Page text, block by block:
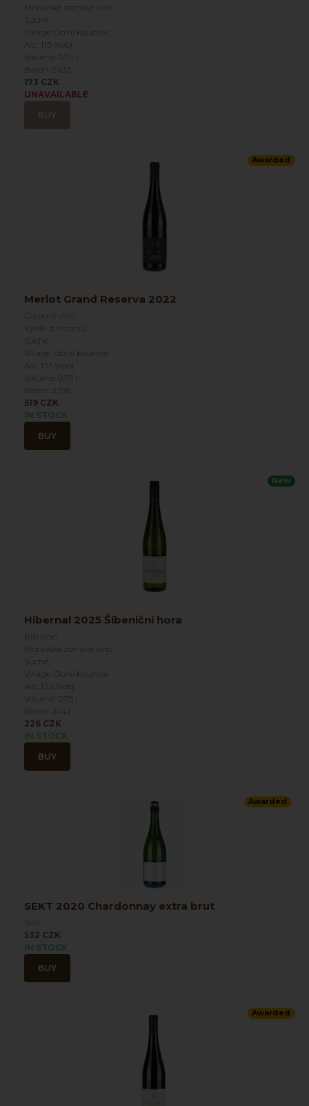
Moravské zemské víno
Suché
Village: Dolní Kounice
Alc.: 11.5 %obj
Volume: 0.75 l
Batch: 2432
173 CZK
UNAVAILABLE
Awarded
Merlot Grand Reserva 2022
Červené víno
Výběr z hroznů
Suché
Village: Dolní Kounice
Alc.: 13.5 %obj
Volume: 0.75 l
Batch: 2258
519 CZK
IN STOCK
BUY
New
Hibernal 2025 Šibeniční hora
Bílé víno
Moravské zemské víno
Suché
Village: Dolní Kounice
Alc.: 12.5 %obj
Volume: 0.75 l
Batch: 2542
226 CZK
IN STOCK
BUY
Awarded
SEKT 2020 Chardonnay extra brut
Sekt
532 CZK
IN STOCK
BUY
Awarded